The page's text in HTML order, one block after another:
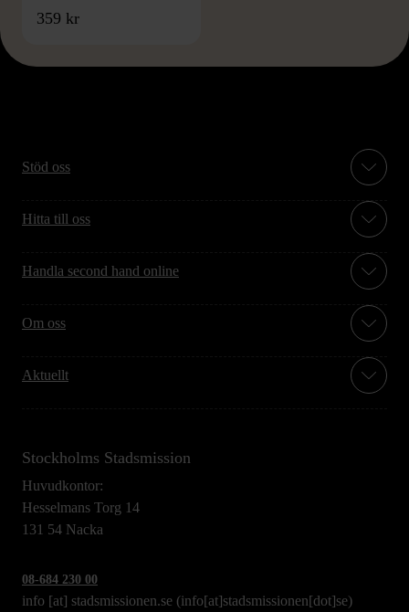
359 kr
Stöd oss
Hitta till oss
Handla second hand online
Om oss
Aktuellt
Stockholms Stadsmission
Huvudkontor:
Hesselmans Torg 14
131 54 Nacka
08-684 230 00
info [at] stadsmissionen.se (info[at]stadsmissionen[dot]se)